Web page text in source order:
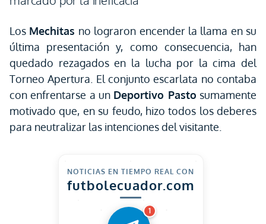
Los Mechitas no lograron encender la llama en su
última presentación y, como consecuencia, han
quedado rezagados en la lucha por la cima del
Torneo Apertura. El conjunto escarlata no contaba
con enfrentarse a un Deportivo Pasto sumamente
motivado que, en su feudo, hizo todos los deberes
para neutralizar las intenciones del visitante.
NOTICIAS EN TIEMPO REAL CON
futbolecuador.com
1